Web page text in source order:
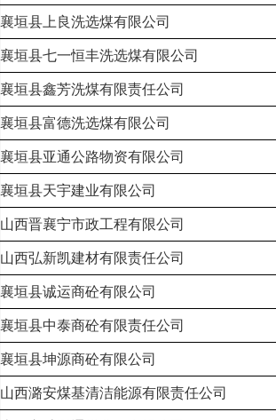
襄垣县 上良洗选煤有限公司
襄垣县七一恒丰洗选煤有限公司
襄垣县鑫芳洗煤有限责任公司
襄垣县富德洗选煤有限公司
襄垣县亚通公路物资有限公司
襄垣县天宇建业有限公司
山西晋襄宁市政工程有限公司
山西弘新凯建材有限责任公司
襄垣县诚运商砼有限公司
襄垣县中泰商砼有限责任公司
襄垣县坤源商砼有限公司
山西潞安煤基清洁能源有限责任公司